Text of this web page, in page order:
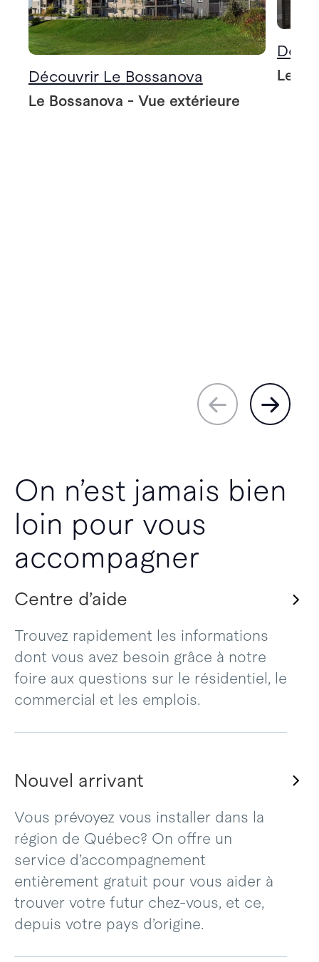
Découvrir Le Bossanova
Le Bossanova - Vue extérieure
Le
On n’est jamais bien
loin pour vous
accompagner
Centre d’aide
Trouvez rapidement les informations
dont vous avez besoin grâce à notre
foire aux questions sur le résidentiel, le
commercial et les emplois.
Nouvel arrivant
Vous prévoyez vous installer dans la
région de Québec? On offre un
service d’accompagnement
entièrement gratuit pour vous aider à
trouver votre futur chez-vous, et ce,
depuis votre pays d’origine.